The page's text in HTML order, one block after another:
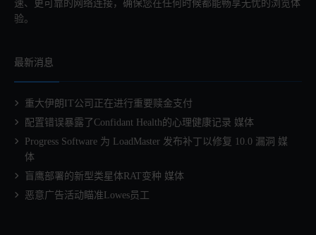
速、更可靠的网络连接，确保您在任何时候都能畅享无忧的浏览体
验。
最新消息
重大伊朗IT公司正在进行重要赎金支付
配置错误暴露了Confidant Health的心理健康记录 媒体
Progress Software 为 LoadMaster 发布补丁以修复 10.0 漏洞 媒
体
盲鹰部署的新型类星体RAT变种 媒体
恶意广告活动瞄准Lowes员工